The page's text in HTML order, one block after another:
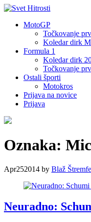
MotoGP
Točkovanje
Koledar dirk
Formula 1
Koledar dirk
Točkovanje
Ostali športi
Motokros
Prijava na novice
Prijava
Oznaka:
Apr252014 by Blaž
Neuradno: